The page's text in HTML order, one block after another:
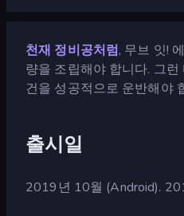
천재 정비공처럼, 무브 잇!
량을 조립해야 합니다. 그
건을 성공적으로 운반해야
출시일
2019년 10월 (Android).